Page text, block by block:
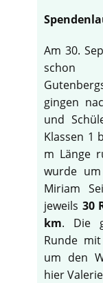
Am 30.
schon
gingen
und
Klassen 1
m Länge
wurde
Miriam
jeweils 30
km. Die
Runde
um den
hier